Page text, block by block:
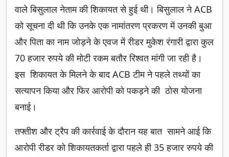
वाले बिसुलाल नेताम की शिकायत से हुई थी। बिसुलाल ने ACB
को सूचना दी थी कि उनके एक नामांतरण प्रकरण में उनकी बुआ
और पिता का नाम जोड़ने के एवज में रीडर मुकेश रंगारी द्वारा कुल
70 हजार रुपये की मोटी रकम बतौर रिश्वत मांगी जा रही है।
इस शिकायत के मिलने के बाद ACB टीम ने पहले तथ्यों का
सत्यापन किया और फिर आरोपी को पकड़ने की ठोस योजना
बनाई।
तफ्तीश और ट्रैप की कार्रवाई के दौरान यह बात सामने आई कि
आरोपी रीडर को शिकायतकर्ता द्वारा पहले ही 35 हजार रुपये की